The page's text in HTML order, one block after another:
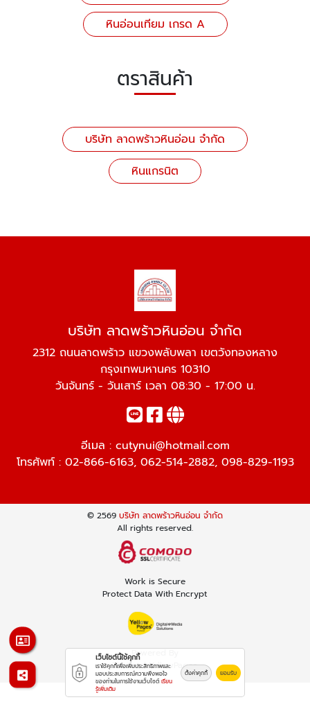
หินอ่อนเทียม เกรด A
ตราสินค้า
บริษัท ลาดพร้าวหินอ่อน จำกัด
หินแกรนิต
บริษัท ลาดพร้าวหินอ่อน จำกัด
2312 ถนนลาดพร้าว แขวงพลับพลา เขตวังทองหลาง
กรุงเทพมหานคร 10310
วันจันทร์ - วันเสาร์ เวลา 08:30 - 17:00 น.
อีเมล : cutynui@hotmail.com
โทรศัพท์ : 02-866-6163, 062-514-2882, 098-829-1193
© 2569 บริษัท ลาดพร้าวหินอ่อน จำกัด
All rights reserved.
Work is Secure
Protect Data With Encrypt
Powered By
Thailand YellowPages
เว็บไซต์นี้ใช้คุกกี้
เราใช้คุกกี้เพื่อเพิ่มประสิทธิภาพและ
มอบประสบการณ์ความพึงพอใจ
ของท่านในการใช้งานเว็บไซต์ เรียน
รู้เพิ่มเติม
ตั้งค่าคุกกี้ ยอมรับ